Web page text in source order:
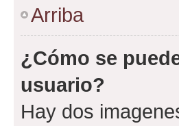
Arriba
¿Cómo se
usuario?
Hay dos